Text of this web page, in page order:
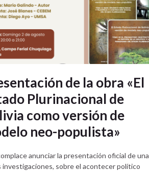
de la obra «El
Plurinacional de
como versión de
neo-populista»
anunciar la presentación oficial de una
investigaciones, sobre el acontecer político